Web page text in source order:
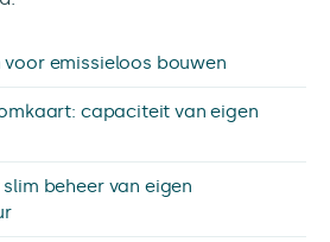
voor emissieloos bouwen
capaciteit van eigen
slim beheer van eigen